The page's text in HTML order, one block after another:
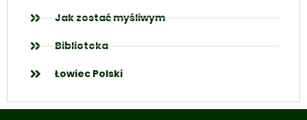
Jak zostać myśliwym
Biblioteka
Łowiec Polski